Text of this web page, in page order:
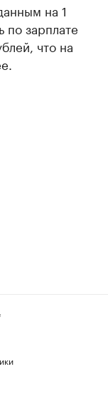
на 1
по зарплате
что на